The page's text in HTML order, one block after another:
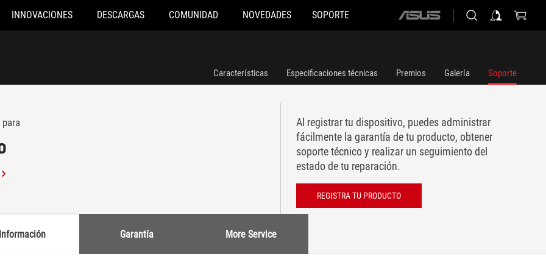
INNOVACIONES DESCARGAS COMUNIDAD NOVEDADES SOPORTE
ASUS
Características Especificaciones técnicas Premios Galería Soporte
Al registrar tu dispositivo, puedes administrar
fácilmente la garantía de tu producto, obtener
soporte técnico y realizar un seguimiento del
estado de tu reparación.
REGISTRA TU PRODUCTO
Información Garantía More Service